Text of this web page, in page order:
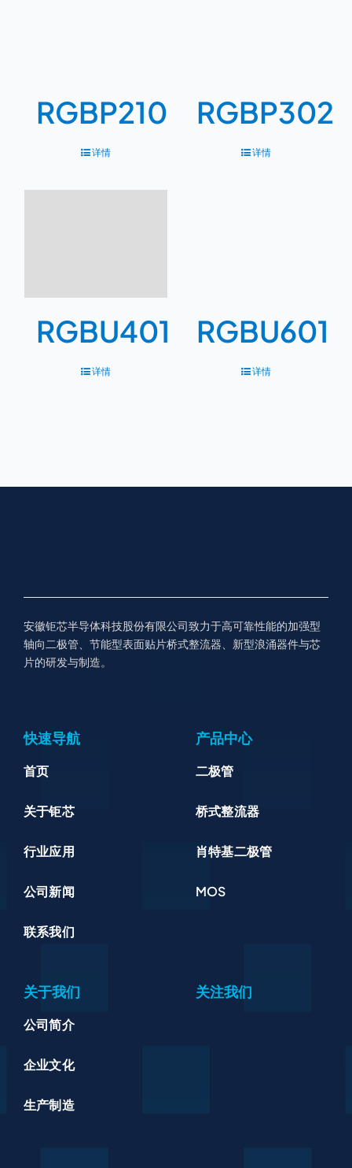
RGBP210
详情
RGBP302
详情
RGBU401
详情
RGBU601
详情
安徽钜芯半导体科技股份有限公司致力于高可靠性能的加强型
轴向二极管、节能型表面贴片桥式整流器、新型浪涌器件与芯
片的研发与制造。
快速导航
首页
关于钜芯
行业应用
公司新闻
联系我们
产品中心
二极管
桥式整流器
肖特基二极管
MOS
关于我们
公司简介
企业文化
生产制造
关注我们